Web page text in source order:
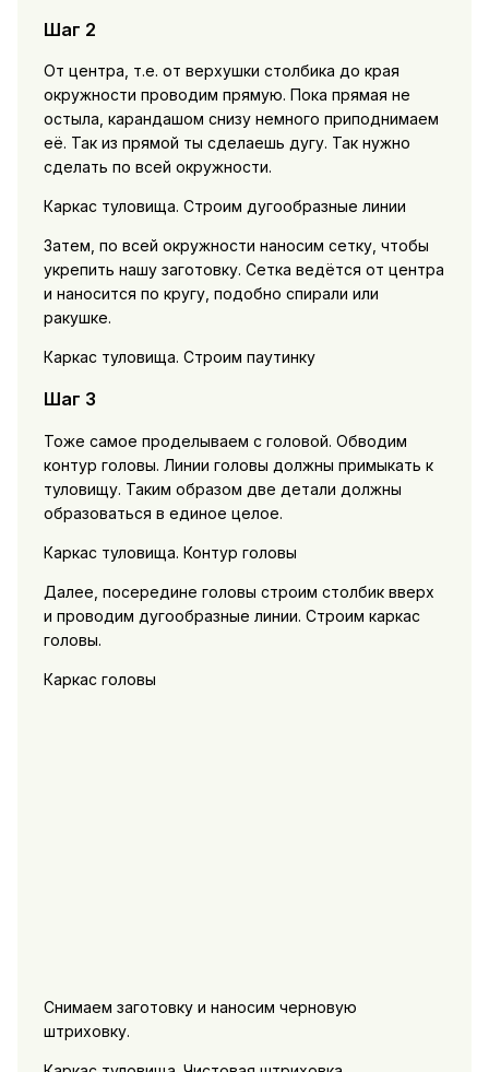
Шаг 2
От центра, т.е. от верхушки столбика до края
окружности проводим прямую. Пока прямая не
остыла, карандашом снизу немного приподнимаем
её. Так из прямой ты сделаешь дугу. Так нужно
сделать по всей окружности.
Каркас туловища. Строим дугообразные линии
Затем, по всей окружности наносим сетку, чтобы
укрепить нашу заготовку. Сетка ведётся от центра
и наносится по кругу, подобно спирали или
ракушке.
Каркас туловища. Строим паутинку
Шаг 3
Тоже самое проделываем с головой. Обводим
контур головы. Линии головы должны примыкать к
туловищу. Таким образом две детали должны
образоваться в единое целое.
Каркас туловища. Контур головы
Далее, посередине головы строим столбик вверх
и проводим дугообразные линии. Строим каркас
головы.
Каркас головы
Снимаем заготовку и наносим черновую
штриховку.